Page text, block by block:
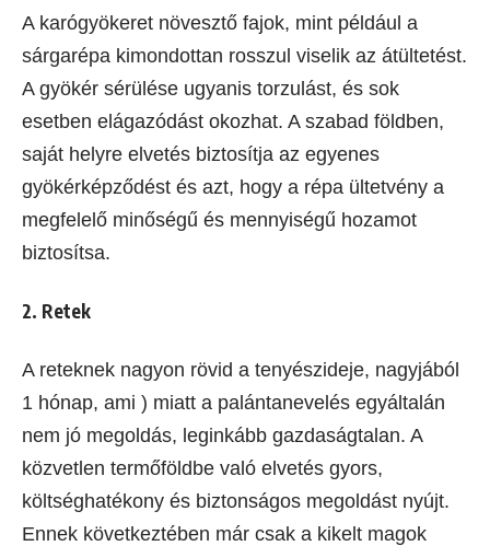
A karógyökeret növesztő fajok, mint például a
sárgarépa kimondottan rosszul viselik az átültetést.
A gyökér sérülése ugyanis torzulást, és sok
esetben elágazódást okozhat. A szabad földben,
saját helyre elvetés biztosítja az egyenes
gyökérképződést és azt, hogy a répa ültetvény a
megfelelő minőségű és mennyiségű hozamot
biztosítsa.
2. Retek
A reteknek nagyon rövid a tenyészideje, nagyjából
1 hónap, ami ) miatt a palántanevelés egyáltalán
nem jó megoldás, leginkább gazdaságtalan. A
közvetlen termőföldbe való elvetés gyors,
költséghatékony és biztonságos megoldást nyújt.
Ennek következtében már csak a kikelt magok